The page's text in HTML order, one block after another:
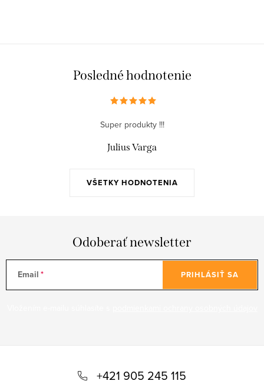
Posledné hodnotenie
VŠETKY HODNOTENIA
Super produkty !!!
Julius Varga
Odoberať newsletter
Email PRIHLÁSIŤ SA
+421 905 245 115